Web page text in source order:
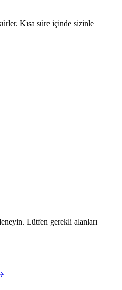
Kısa süre içinde sizinle
Lütfen gerekli alanları